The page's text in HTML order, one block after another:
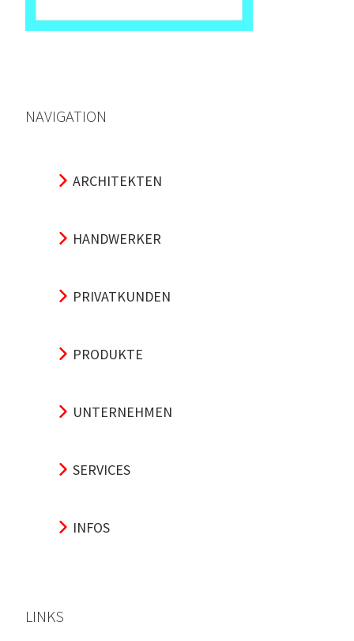
NAVIGATION
ARCHITEKTEN
HANDWERKER
PRIVATKUNDEN
PRODUKTE
UNTERNEHMEN
SERVICES
INFOS
LINKS